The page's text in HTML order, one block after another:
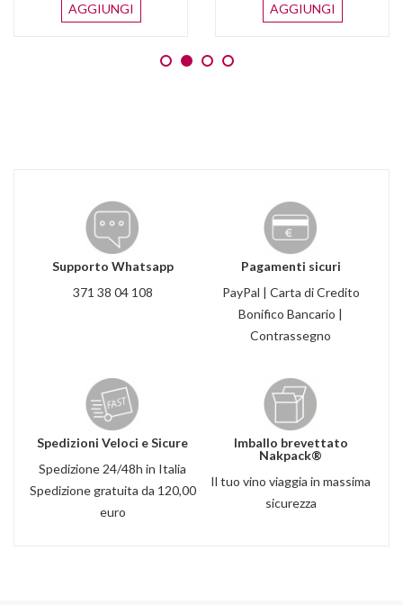
AGGIUNGI AGGIUNGI
Supporto Whatsapp
371 38 04 108
Pagamenti sicuri
PayPal | Carta di Credito
Bonifico Bancario |
Contrassegno
Spedizioni Veloci e Sicure
Spedizione 24/48h in Italia
Spedizione gratuita da 120,00
euro
Imballo brevettato
Nakpack®
Il tuo vino viaggia in massima
sicurezza